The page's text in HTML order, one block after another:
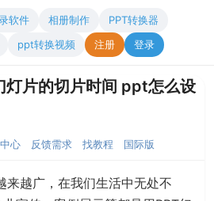
软件 相册制作
PPT转换器
ppt转换视频 注册 登录
片的切片时间 ppt怎么设
心 反馈需求 找教程 国际版
越广，在我们生活中无处不